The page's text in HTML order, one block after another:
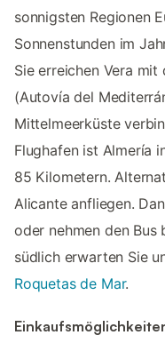
sonnigsten Regionen
Sonnenstunden im
Sie erreichen Vera
(Autovía del
Mittelmeerküste
Flughafen ist Almería
85 Kilometern.
Alicante anfliegen.
oder nehmen den Bus
südlich erwarten Sie
Roquetas de Mar.